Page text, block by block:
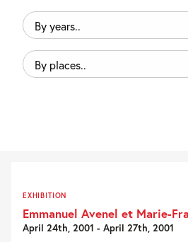
By
years..
By
places..
EXHIBITION
Emmanuel Avenel et Marie-
April 24th, 2001 - April 27th, 2001